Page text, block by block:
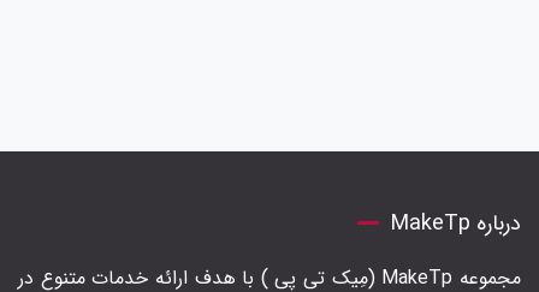
درباره MakeTp
مجموعه MakeTp (مِیک تی پی ) با هدف ارائه خدمات متنوع در